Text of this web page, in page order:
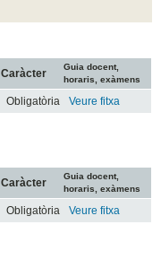
Caràcter
Guia docent,
horaris, exàmens
Obligatòria Veure fitxa
Caràcter
Guia docent,
horaris, exàmens
Obligatòria Veure fitxa